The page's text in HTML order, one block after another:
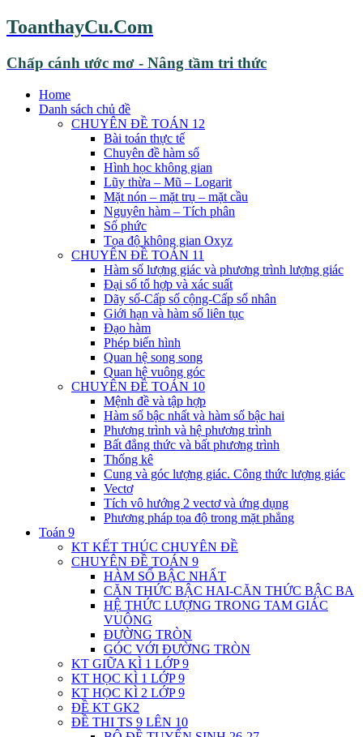
ToanthayCu.Com
Chấp cánh ước mơ - Nâng tầm tri thức
Home
Danh sách chủ đề
CHUYÊN ĐỀ TOÁN 12
Bài toán thực tế
Chuyên đề hàm số
Hình học không gian
Lũy thừa – Mũ – Logarit
Mặt nón – mặt trụ – mặt cầu
Nguyên hàm – Tích phân
Số phức
Tọa độ không gian Oxyz
CHUYÊN ĐỀ TOÁN 11
Hàm số lượng giác và phương trình lượng giác
Đại số tổ hợp và xác suất
Dãy số-Cấp số cộng-Cấp số nhân
Giới hạn và hàm số liên tục
Đạo hàm
Phép biến hình
Quan hệ song song
Quan hệ vuông góc
CHUYÊN ĐỀ TOÁN 10
Mệnh đề và tập hợp
Hàm số bậc nhất và hàm số bậc hai
Phương trình và hệ phương trình
Bất đẳng thức và bất phương trình
Thống kê
Cung và góc lượng giác. Công thức lượng giác
Vectơ
Tích vô hướng 2 vectơ và ứng dụng
Phương pháp tọa độ trong mặt phẳng
Toán 9
KT KẾT THÚC CHUYÊN ĐỀ
CHUYÊN ĐỀ TOÁN 9
HÀM SỐ BẬC NHẤT
CĂN THỨC BẬC HAI-CĂN THỨC BẬC BA
HỆ THỨC LƯỢNG TRONG TAM GIÁC
VUÔNG
ĐƯỜNG TRÒN
GÓC VỚI ĐƯỜNG TRÒN
KT GIỮA KÌ 1 LỚP 9
KT HỌC KÌ 1 LỚP 9
KT HỌC KÌ 2 LỚP 9
ĐỀ KT GK2
ĐỀ THI TS 9 LÊN 10